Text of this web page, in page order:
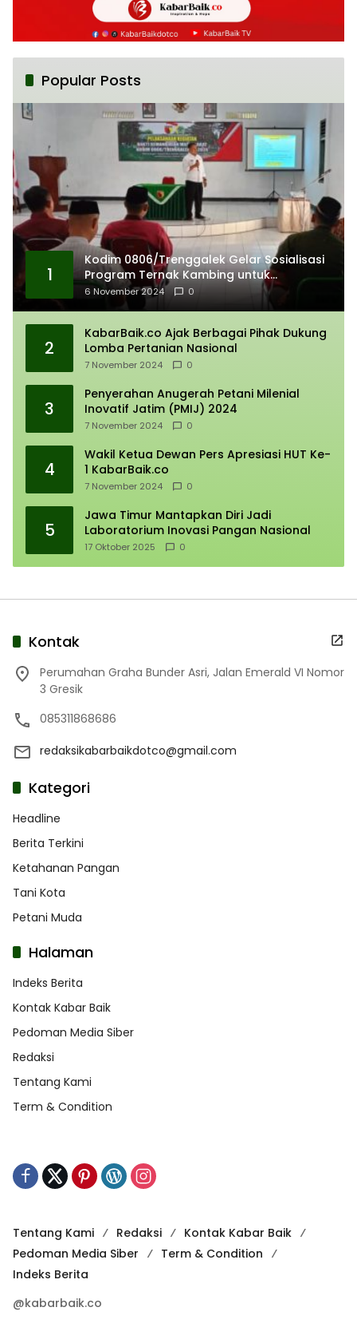
Popular Posts
1
Kodim 0806/Trenggalek Gelar Sosialisasi
Program Ternak Kambing untuk
Kemandirian Ekonomi
6 November 2024 0
2
KabarBaik.co Ajak Berbagai Pihak Dukung
Lomba Pertanian Nasional
7 November 2024 0
3
Penyerahan Anugerah Petani Milenial
Inovatif Jatim (PMIJ) 2024
7 November 2024 0
4
Wakil Ketua Dewan Pers Apresiasi HUT Ke-
1 KabarBaik.co
7 November 2024 0
5
Jawa Timur Mantapkan Diri Jadi
Laboratorium Inovasi Pangan Nasional
17 Oktober 2025 0
Kontak
Perumahan Graha Bunder Asri, Jalan Emerald VI Nomor
3 Gresik
085311868686
redaksikabarbaikdotco@gmail.com
Kategori
Headline
Berita Terkini
Ketahanan Pangan
Tani Kota
Petani Muda
Halaman
Indeks Berita
Kontak Kabar Baik
Pedoman Media Siber
Redaksi
Tentang Kami
Term & Condition
Tentang Kami Redaksi
Kontak Kabar Baik
Pedoman Media Siber
Term & Condition
Indeks Berita
@kabarbaik.co